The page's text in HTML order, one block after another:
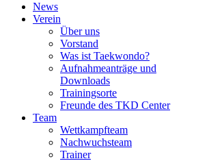
News
Verein
Über uns
Vorstand
Was ist Taekwondo?
Aufnahmeanträge und
Downloads
Trainingsorte
Freunde des TKD Center
Team
Wettkampfteam
Nachwuchsteam
Trainer